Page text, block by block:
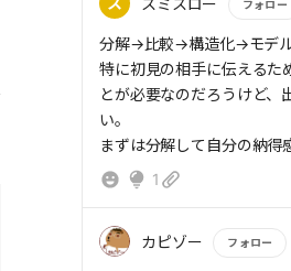
いう型を使っています。そ
考(定義・分解・比較・構
って支えられているのです
ただ、話し方を決めるの
口調や発言等の話し方を変
なければいけないのです。
につけると、話し方は自動
話し方が変われば、人生も
フォロー
もっと読む
分解→比較→構造化→モデ
特に初見の相手に伝えるた
とが必要なのだろうけど、
い。
まずは分解して自分の納得
1
カピゾー フォロー